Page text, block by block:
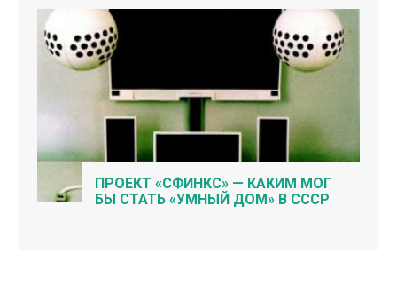
ПРОЕКТ «СФИНКС» — КАКИМ МОГ
БЫ СТАТЬ «УМНЫЙ ДОМ» В СССР